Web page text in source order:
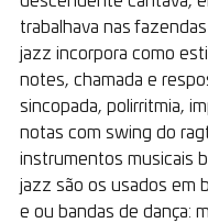
trabalhava nas
jazz incorpora como
notes, chamada e
sincopada, polirritmia,
notas com swing do
instrumentos musicais
jazz são os usados em
e ou bandas de dança: